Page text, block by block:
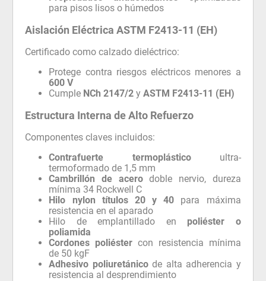
para pisos lisos o húmedos
Aislación Eléctrica ASTM F2413-11 (EH)
Certificado como calzado dieléctrico:
Protege contra riesgos eléctricos menores a
600 V
Cumple NCh 2147/2 yASTM F2413-11 (EH)
Estructura Interna de Alto Refuerzo
Componentes claves incluidos:
Contrafuerte termoplásticoultra-
termoformado de 1,5 mm
Cambrillón de acerodoble nervio, dureza
mínima 34 Rockwell C
Hilo nylon títulos 20 y 40 para máxima
resistencia en el aparado
Hilo de emplantillado en poliéster o
poliamida
Cordones poliéster con resistencia mínima
de 50 kgF
Adhesivo poliuretánicode alta adherencia y
resistencia al desprendimiento